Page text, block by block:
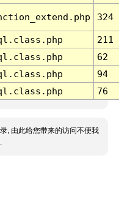
324
211
62
94
76
, 由此给您带来的访问不便我